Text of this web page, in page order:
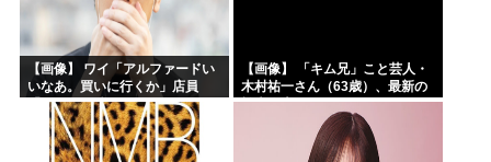
【画像】 ワイ「アルファードい
いなあ。買いに行くか」店員
「ほいっ見積もりな！」ワイ
「金額おかしくね？」←お前ら
もそう思うよな？？？？？
【画像】 「キム兄」こと芸人・
木村祐一さん（63歳）、最新の
松本人志さんとのツーショット
が完全に別人だとネット騒然！
「マジで誰かわからん」...